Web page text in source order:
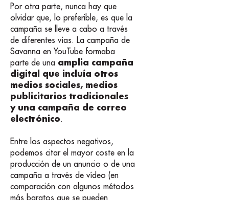
Por otra parte, nunca hay que
olvidar que, lo preferible, es que la
campaña se lleve a cabo a través
de diferentes vías. La campaña de
Savanna en YouTube formaba
parte de una amplia campaña
digital que incluía otros
medios sociales, medios
publicitarios tradicionales
y una campaña de correo
electrónico.
Entre los aspectos negativos,
podemos citar el mayor coste en la
producción de un anuncio o de una
campaña a través de vídeo (en
comparación con algunos métodos
más baratos que se pueden